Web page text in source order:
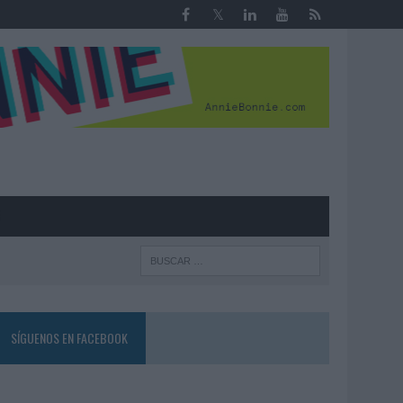
SÍGUENOS EN FACEBOOK